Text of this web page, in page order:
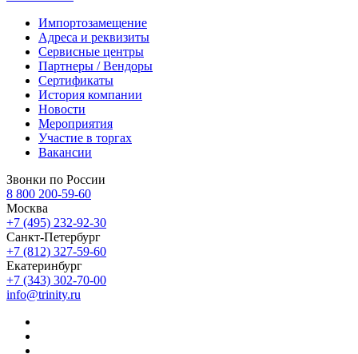
Импортозамещение
Адреса и реквизиты
Сервисные центры
Партнеры / Вендоры
Сертификаты
История компании
Новости
Мероприятия
Участие в торгах
Вакансии
Звонки по России
8 800 200-59-60
Москва
+7 (495) 232-92-30
Санкт-Петербург
+7 (812) 327-59-60
Екатеринбург
+7 (343) 302-70-00
info@trinity.ru